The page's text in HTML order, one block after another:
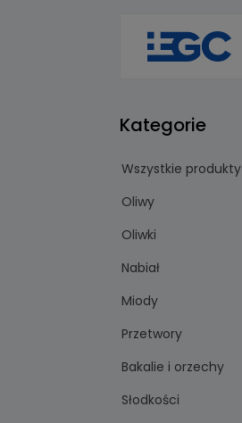
Kategorie
Wszystkie produkty
Oliwy
Oliwki
Nabiał
Miody
Przetwory
Bakalie i orzechy
Słodkości